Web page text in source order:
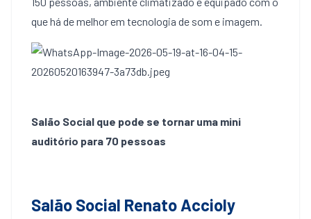
que há de melhor em tecnologia de som e imagem.
Salão Social que pode se tornar uma mini
auditório para 70 pessoas
Salão Social Renato Accioly